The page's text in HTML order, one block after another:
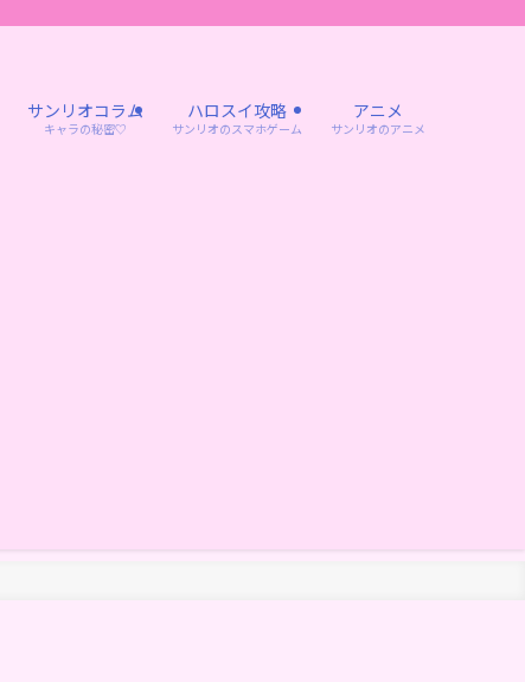
サンリオコラム
キャラの秘密♡
ハロスイ攻略
サンリオのスマホゲーム
アニメ
サンリオのアニメ